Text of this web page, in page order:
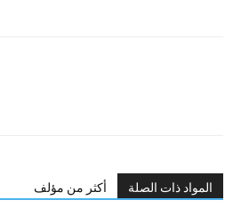
المواد ذات الصلة أكثر من مؤلف